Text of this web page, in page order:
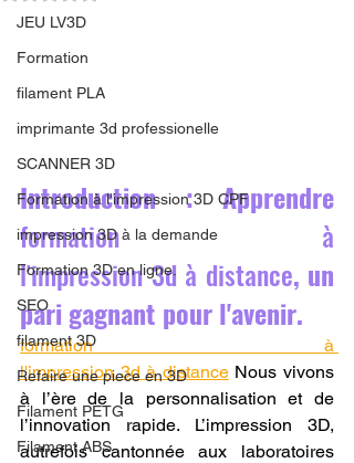
JEU LV3D
Formation
filament PLA
imprimante 3d professionelle
SCANNER 3D
Formation à l'impression 3D CPF
impression 3D à la demande
Formation 3D en ligne.
SEO
filament 3D
Refaire une piece en 3D
Filament PETG
Filament ABS
formation à
l'impression 3d à distance, un
pari gagnant pour l'avenir.
formation à
l'impression 3d à distance Nous vivons
à l’ère de la personnalisation et de
l’innovation rapide. L’impression 3D,
autrefois cantonnée aux laboratoires